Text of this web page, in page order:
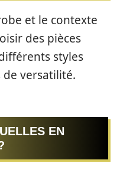
et le contexte
des pièces
styles
versatilité.
EN